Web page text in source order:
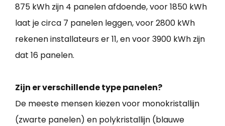
875 kWh zijn 4 panelen afdoende, voor 1850 kWh
laat je circa 7 panelen leggen, voor 2800 kWh
rekenen installateurs er 11, en voor 3900 kWh zijn
dat 16 panelen.
Zijn er verschillende type panelen?
De meeste mensen kiezen voor monokristallijn
(zwarte panelen) en polykristallijn (blauwe